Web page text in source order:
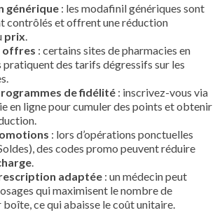
générique : les modafinil génériques sont
contrôlés et offrent une réduction
prix.
offres : certains sites de pharmacies en
des tarifs dégressifs sur les
de fidélité : inscrivez-vous via
en ligne pour cumuler des points et obtenir
: lors d’opérations ponctuelles
des codes promo peuvent réduire
.
adaptée : un médecin peut
qui maximisent le nombre de
ce qui abaisse le coût unitaire.